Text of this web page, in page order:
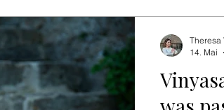
Theresa
14. Mai